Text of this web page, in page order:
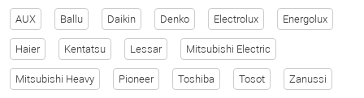
AUX Ballu Daikin Denko Electrolux Energolux
Haier Kentatsu Lessar Mitsubishi Electric
Mitsubishi Heavy Pioneer Toshiba Tosot Zanussi